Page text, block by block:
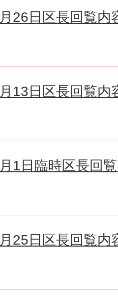
26日区長回覧
13日区長回覧
1日臨時区長回
25日区長回覧